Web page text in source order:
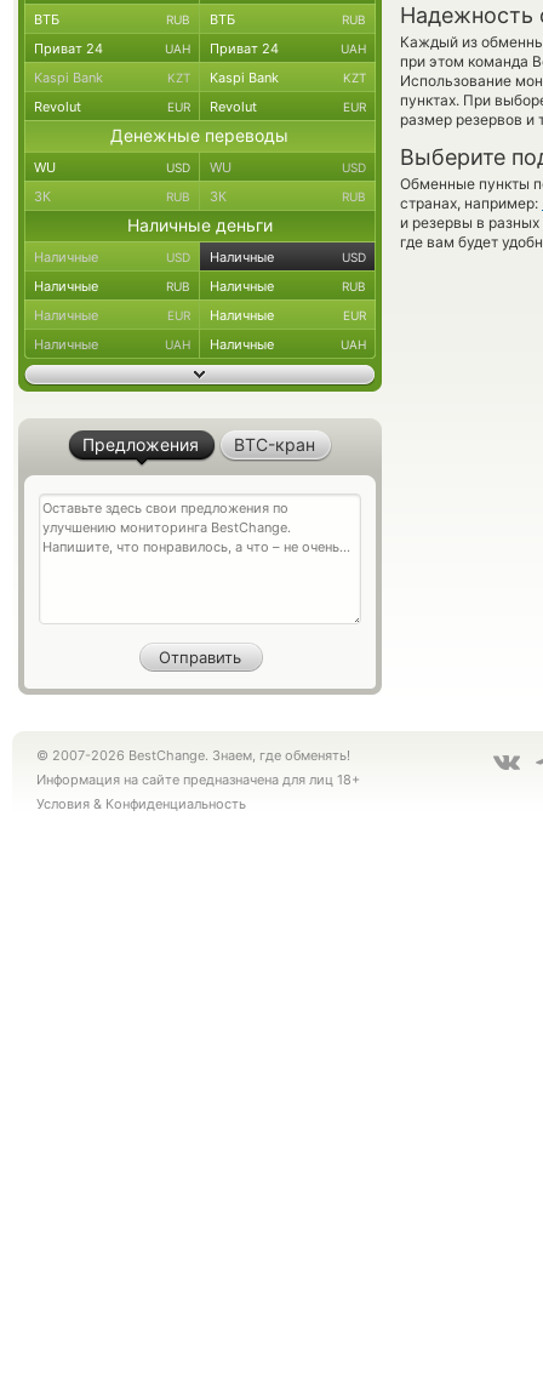
Надежность
Каждый из
при этом команда
Использование
пунктах. При
размер резервов и
Выберите
Обменные пункты
странах, например:
и резервы в
где вам будет
ВТБ RUB ВТБ RUB
Приват 24 UAH Приват 24 UAH
Kaspi Bank KZT Kaspi Bank KZT
Revolut EUR Revolut EUR
Денежные переводы
WU USD WU USD
ЗК RUB ЗК RUB
Наличные деньги
Наличные USD Наличные USD
Наличные RUB Наличные RUB
Наличные EUR Наличные EUR
Наличные UAH Наличные UAH
Предложения BTC-кран
© 2007-2026 BestChange. Знаем, где обменять!
Информация на сайте предназначена для лиц 18+
Условия & Конфиденциальность